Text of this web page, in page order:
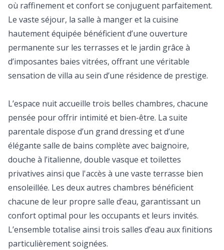
où raffinement et confort se conjuguent parfaitement.
Le vaste séjour, la salle à manger et la cuisine
hautement équipée bénéficient d’une ouverture
permanente sur les terrasses et le jardin grâce à
d’imposantes baies vitrées, offrant une véritable
sensation de villa au sein d’une résidence de prestige.
L’espace nuit accueille trois belles chambres, chacune
pensée pour offrir intimité et bien-être. La suite
parentale dispose d’un grand dressing et d’une
élégante salle de bains complète avec baignoire,
douche à l’italienne, double vasque et toilettes
privatives ainsi que l'accès à une vaste terrasse bien
ensoleillée. Les deux autres chambres bénéficient
chacune de leur propre salle d’eau, garantissant un
confort optimal pour les occupants et leurs invités.
L’ensemble totalise ainsi trois salles d’eau aux finitions
particulièrement soignées.